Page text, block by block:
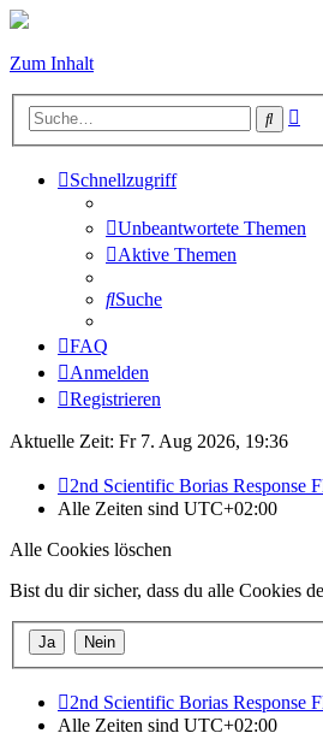
Zum Inhalt
Suche
Schnellzugriff
Unbeantwortete Themen
Aktive Themen
Suche
FAQ
Anmelden
Registrieren
Aktuelle Zeit: Fr 7. Aug 2026, 19:36
2nd Scientific Borias Response
Alle Zeiten sind UTC+02:00
Alle Cookies löschen
Bist du dir sicher, dass du alle Cookies
2nd Scientific Borias Response
Alle Zeiten sind UTC+02:00